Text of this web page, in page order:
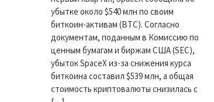
убытке около $540 млн по своим
биткоин-активам (BTC). Согласно
документам, поданным в Комиссию по
ценным бумагам и биржам США (SEC),
убыток SpaceX из-за снижения курса
биткоина составил $539 млн, а общая
стоимость криптовалюты снизилась с